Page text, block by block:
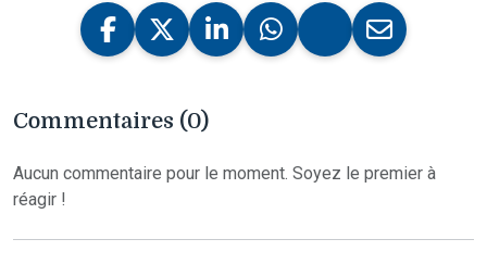
Commentaires (0)
Aucun commentaire pour le moment. Soyez le premier à
réagir !